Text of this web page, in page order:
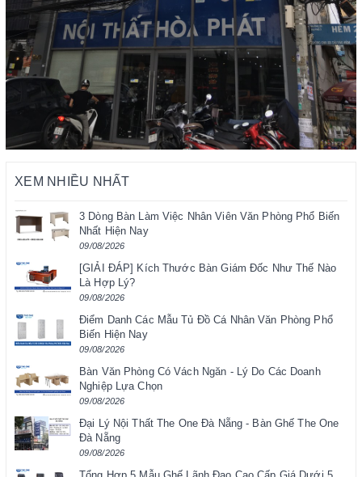
XEM NHIỀU NHẤT
3 Dòng Bàn Làm Việc Nhân Viên Văn Phòng Phổ Biến
Nhất Hiện Nay
09/08/2026
[GIẢI ĐÁP] Kích Thước Bàn Giám Đốc Như Thế Nào
Là Hợp Lý?
09/08/2026
Điểm Danh Các Mẫu Tủ Đồ Cá Nhân Văn Phòng Phổ
Biến Hiện Nay
09/08/2026
Bàn Văn Phòng Có Vách Ngăn - Lý Do Các Doanh
Nghiệp Lựa Chọn
09/08/2026
Đại Lý Nội Thất The One Đà Nẵng - Bàn Ghế The One
Đà Nẵng
09/08/2026